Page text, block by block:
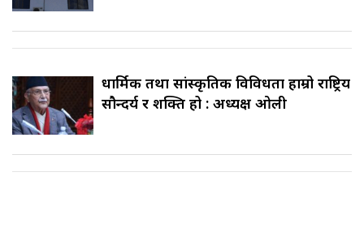
धार्मिक तथा सांस्कृतिक विविधता हाम्रो राष्ट्रिय
सौन्दर्य र शक्ति हो : अध्यक्ष ओली